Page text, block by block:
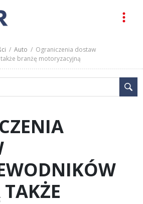
/Auto / Ograniczenia dostaw
branżę motoryzacyjną